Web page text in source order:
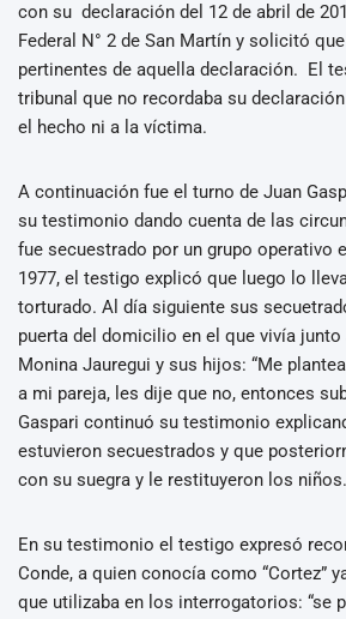
con su declaración del 12 de abril de
Federal N° 2 de San Martín y solicitó
pertinentes de aquella declaración. El
tribunal que no recordaba su
el hecho ni a la víctima.
A continuación fue el turno de Juan
su testimonio dando cuenta de las
fue secuestrado por un grupo operativo
1977, el testigo explicó que luego lo
torturado. Al día siguiente sus
puerta del domicilio en el que vivía
Monina Jauregui y sus hijos: “Me
a mi pareja, les dije que no, entonces
Gaspari continuó su testimonio
estuvieron secuestrados y que
con su suegra y le restituyeron los niños.
En su testimonio el testigo expresó
Conde, a quien conocía como “Cortez”
que utilizaba en los interrogatorios: “se